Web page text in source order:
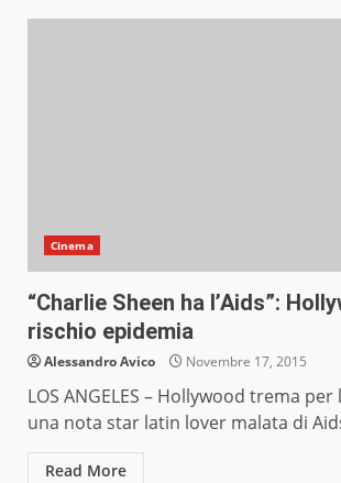
Cinema
“Charlie Sheen ha l’Aids”:
rischio epidemia
Alessandro Avico Novembre 17, 2015
LOS ANGELES – Hollywood trema
una nota star latin lover malata di
Read More